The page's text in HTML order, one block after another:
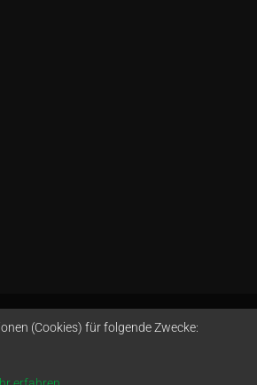
• 42389 Wuppertal • Telefon 0202 260 666 0
(Cookies) für folgende Zwecke: